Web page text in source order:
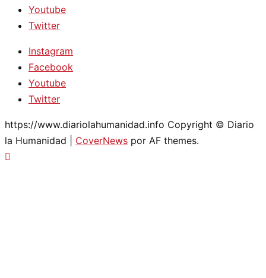
Youtube
Twitter
Instagram
Facebook
Youtube
Twitter
https://www.diariolahumanidad.info Copyright © Diario
la Humanidad
CoverNews por AF themes.